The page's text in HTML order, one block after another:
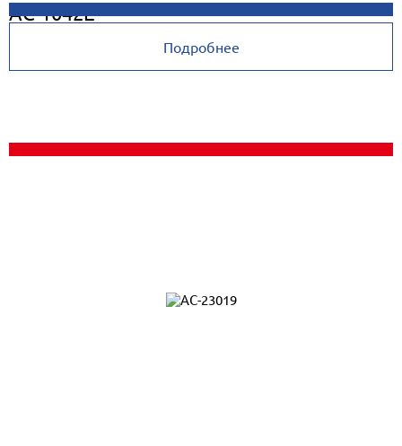
AC-1042E
Подробнее